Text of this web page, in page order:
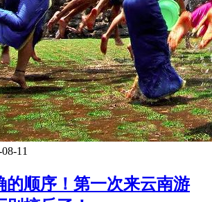
11
的顺序！第一次来云南游